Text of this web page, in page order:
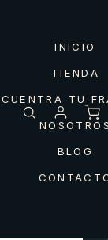
tu próxima
INICIO
TIENDA
TU
BLOG
ARMANI